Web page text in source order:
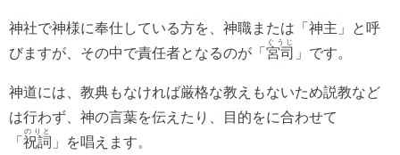
神社で神様に奉仕している方を、神職または「神主」と呼
びますが、その中で責任者となるのが「 宮司
ぐうじ
」です。
神道には、教典もなければ厳格な教えもないため説教など
は行わず、神の言葉を伝えたり、目的をに合わせて
「 祝詞
のりと
」を唱えます。